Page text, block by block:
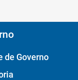
de Governo